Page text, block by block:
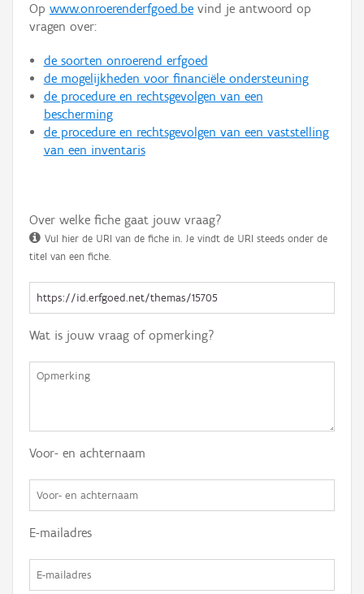
Op www.onroerenderfgoed.be vind je antwoord op
vragen over:
de soorten onroerend erfgoed
de mogelijkheden voor financiële ondersteuning
de procedure en rechtsgevolgen van een
bescherming
de procedure en rechtsgevolgen van een vaststelling
van een inventaris
Over welke fiche gaat jouw vraag?
Vul hier de URI van de fiche in. Je vindt de URI steeds onder de
titel van een fiche.
Wat is jouw vraag of opmerking?
Voor- en achternaam
E-mailadres